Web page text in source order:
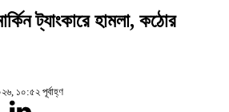
ট্যাংকারে হামলা, কঠোর
১০:৫২ পূর্বাহ্ণ